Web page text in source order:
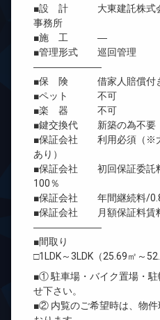
■設 計 大東建託株式会
事務所
■施 工 ―
■管理形式 巡回管理
―――――――
■保 険 借家人賠償付き
■ペット 不可
■楽 器 不可
■鍵交換代 新築の為不要
■保証会社 利用必須（※大
あり）
■保証会社 初回保証委託
100％
■保証会社 年間継続料/0.8
■保証会社 月額保証料賃
―――――――
■間取り
□1LDK～3LDK（25.69㎡～
■① 駐車場・バイク置場・
せ下さい。
■② 内覧のご希望時は、物